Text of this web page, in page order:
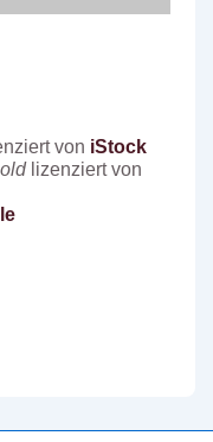
von iStock
lizenziert von